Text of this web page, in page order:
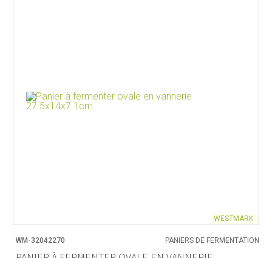
WESTMARK
WM-32042270 PANIERS DE FERMENTATION